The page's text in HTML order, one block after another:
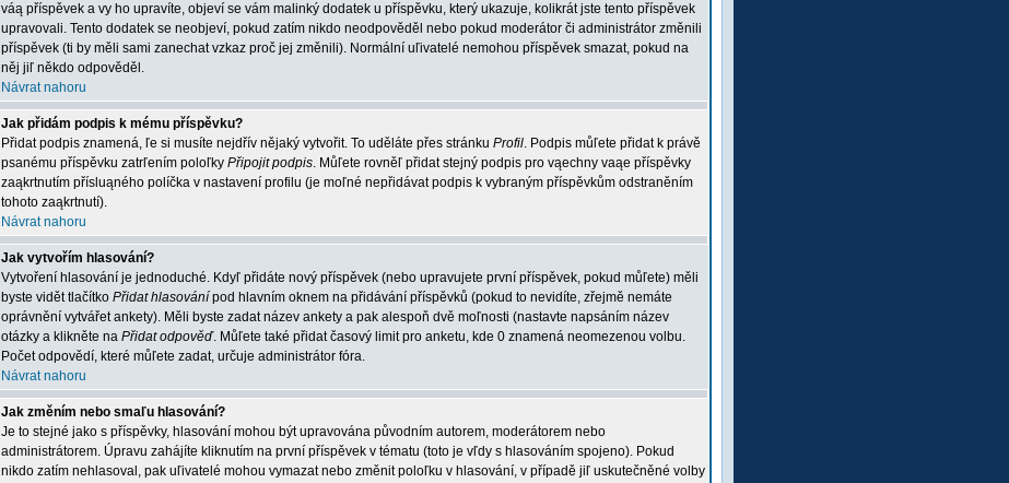
váą příspěvek a vy ho upravíte, objeví se vám malinký dodatek u příspěvku, který ukazuje, kolikrát jste tento příspěvek
upravovali. Tento dodatek se neobjeví, pokud zatím nikdo neodpověděl nebo pokud moderátor či administrátor změnili
příspěvek (ti by měli sami zanechat vzkaz proč jej změnili). Normální uľivatelé nemohou příspěvek smazat, pokud na
něj jiľ někdo odpověděl.
Návrat nahoru
Jak přidám podpis k mému příspěvku?
Přidat podpis znamená, ľe si musíte nejdřív nějaký vytvořit. To uděláte přes stránku Profil. Podpis můľete přidat k právě
psanému příspěvku zatrľením poloľky Připojit podpis. Můľete rovněľ přidat stejný podpis pro vąechny vaąe příspěvky
zaąkrtnutím přísluąného políčka v nastavení profilu (je moľné nepřidávat podpis k vybraným příspěvkům odstraněním
tohoto zaąkrtnutí).
Návrat nahoru
Jak vytvořím hlasování?
Vytvoření hlasování je jednoduché. Kdyľ přidáte nový příspěvek (nebo upravujete první příspěvek, pokud můľete) měli
byste vidět tlačítko Přidat hlasování pod hlavním oknem na přidávání příspěvků (pokud to nevidíte, zřejmě nemáte
oprávnění vytvářet ankety). Měli byste zadat název ankety a pak alespoň dvě moľnosti (nastavte napsáním název
otázky a klikněte na Přidat odpověď. Můľete také přidat časový limit pro anketu, kde 0 znamená neomezenou volbu.
Počet odpovědí, které můľete zadat, určuje administrátor fóra.
Návrat nahoru
Jak změním nebo smaľu hlasování?
Je to stejné jako s příspěvky, hlasování mohou být upravována původním autorem, moderátorem nebo
administrátorem. Úpravu zahájíte kliknutím na první příspěvek v tématu (toto je vľdy s hlasováním spojeno). Pokud
nikdo zatím nehlasoval, pak uľivatelé mohou vymazat nebo změnit poloľku v hlasování, v případě jiľ uskutečněné volby